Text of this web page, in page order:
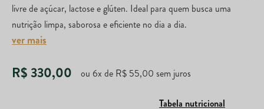
livre de açúcar, lactose e glúten. Ideal para quem busca uma
nutrição limpa, saborosa e eficiente no dia a dia.
ver mais
R$ 330,00 ou 6x de R$ 55,00 sem juros
Tabela nutricional